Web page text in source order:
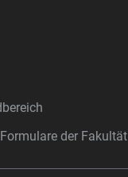
der Fakultät